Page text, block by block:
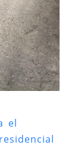
el